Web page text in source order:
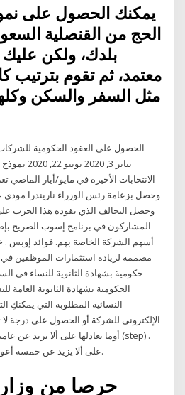
يمكنك الحصول على
الحج من القنصلية
بلدك، ولكن عليك
معتمد، ثم تقوم بترتيب
مثل السفر والسكن
الحصول على العقود الحكومية
يناير 3,
الانتخابات الأخيرة في مايو/أيار
المشاركون في برنامج إسوب الصريح
أسهم الشركة الخاصة بهم. فوائد إوبس
مصممة لزيادة استثمارات الموظفين في
حكومية بشهادة الثانوية للنساء في
الحكومية بشهادة الثانوية العامة
النسائية المطلوبة التي يمكنكِ
تقديم نتيجة اختبار (gmat) ، على ألا يزيد عن خمسة أعوام.
حرصا من